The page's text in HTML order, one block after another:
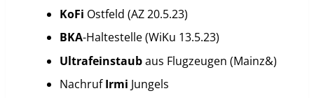
KoFi Ostfeld (AZ 20.5.23)
BKA-Haltestelle (WiKu 13.5.23)
Ultrafeinstaubaus Flugzeugen (Mainz&)
NachrufIrmi Jungels